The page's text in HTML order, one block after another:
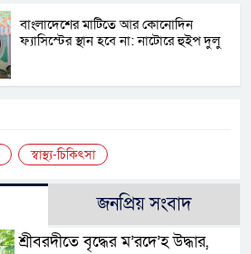
বাংলাদেশের মাটিতে আর কোনোদিন
ফ্যাসিস্টের স্থান হবে না: নাটোরে হুইপ দুলু
স্বাস্থ্য-চিকিৎসা
জনপ্রিয় সংবাদ
শ্রীবরদীতে বৃদ্ধের ম’রদে’হ উদ্ধার,